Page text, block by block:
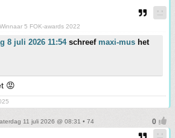
Winnaar 5 FOK-awards 2022
8 juli 2026 11:54schreef maxi-mus het
😡
11 juli 2026 @ 08:31 • 74